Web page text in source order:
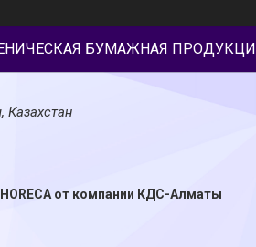
БУМАЖНАЯ
от компании КДС-Алматы